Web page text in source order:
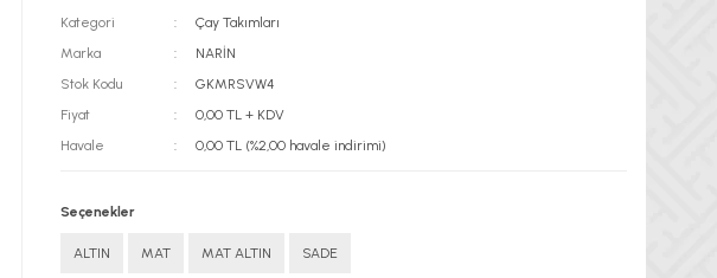
Kategori
Çay Takımları
Marka
NARİN
Stok Kodu
GKMRSVW4
Fiyat
0,00 TL + KDV
Havale
0,00 TL (%2,00 havale indirimi)
Seçenekler
ALTIN MAT MAT ALTIN SADE